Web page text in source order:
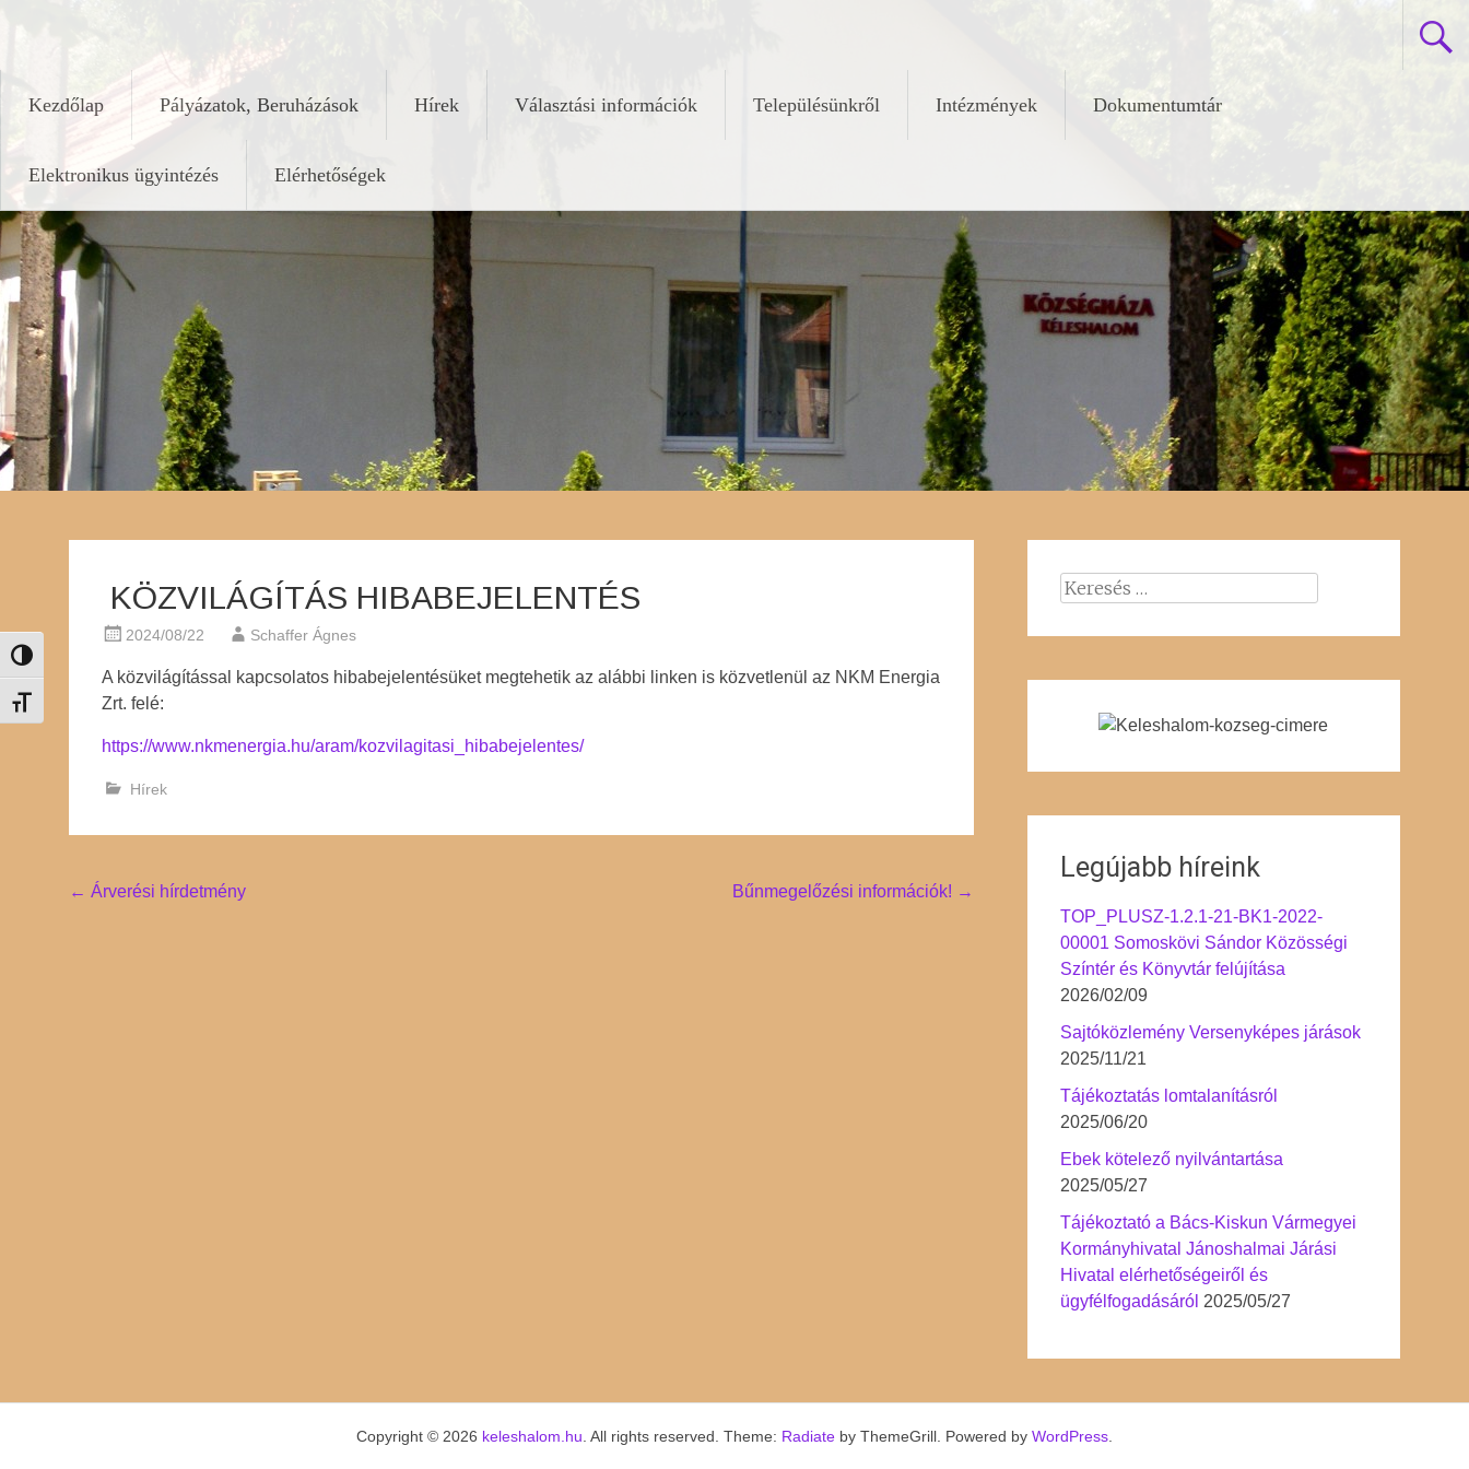
Nagy kontraszt váltása
Betűméret váltása
Kezdőlap Pályázatok, Beruházások Hírek Választási információk Településünkről Intézmények Dokumentumtár
Elektronikus ügyintézés Elérhetőségek
KÖZVILÁGÍTÁS HIBABEJELENTÉS
2024/08/22 Schaffer Ágnes
A közvilágítással kapcsolatos hibabejelentésüket megtehetik az alábbi linken is közvetlenül az NKM Energia
Zrt. felé:
https://www.nkmenergia.hu/aram/kozvilagitasi_hibabejelentes/
Hírek
Post
← Árverési hírdetmény Bűnmegelőzési információk! →
Keresés:
Legújabb híreink
TOP_PLUSZ-1.2.1-21-BK1-2022-
00001 Somoskövi Sándor Közösségi
Színtér és Könyvtár felújítása
2026/02/09
Sajtóközlemény Versenyképes járások
2025/11/21
Tájékoztatás lomtalanításról
2025/06/20
Ebek kötelező nyilvántartása
2025/05/27
Tájékoztató a Bács-Kiskun Vármegyei
Kormányhivatal Jánoshalmai Járási
Hivatal elérhetőségeiről és
ügyfélfogadásáról 2025/05/27
Copyright © 2026 keleshalom.hu . All rights reserved. Theme: Radiate by ThemeGrill. Powered by WordPress